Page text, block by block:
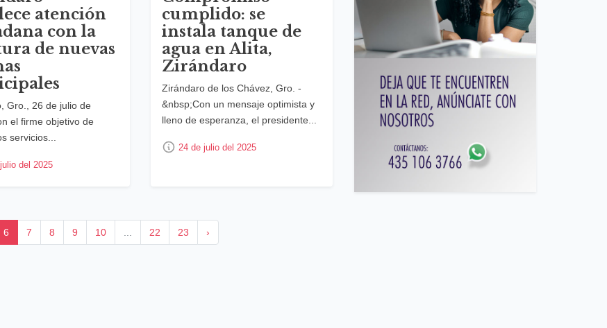
atención
con la
de nuevas
Gro., 26 de julio de
el firme objetivo de
servicios...
del 2025
cumplido: se
instala tanque de
agua en Alita,
Zirándaro
Zirándaro de los Chávez, Gro. -
&nbsp;Con un mensaje optimista y
lleno de esperanza, el presidente...
24 de julio del 2025
6 7 8 9 10 ... 22 23 ›